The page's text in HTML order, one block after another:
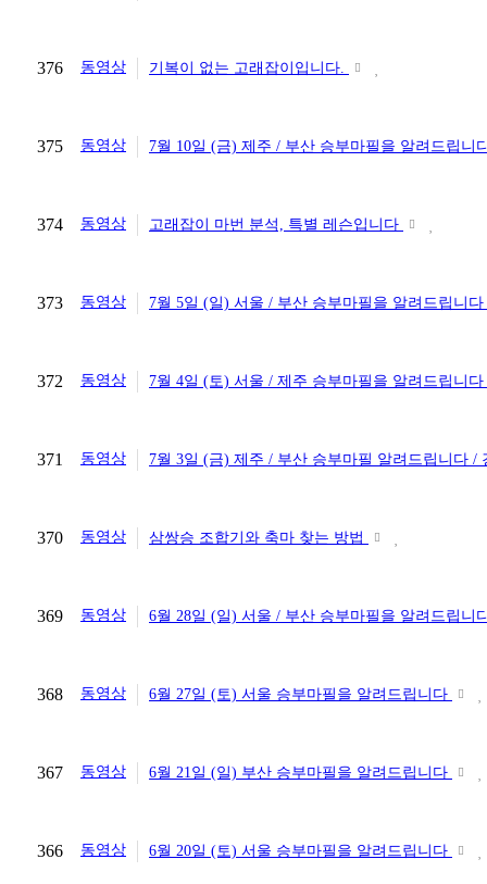
376 동영상 기복이 없는 고래잡이입니다.
375 동영상 7월 10일 (금) 제주 / 부산 승부마필을 알려드립니
374 동영상 고래잡이 마번 분석, 특별 레슨입니다
373 동영상 7월 5일 (일) 서울 / 부산 승부마필을 알려드립니
372 동영상 7월 4일 (토) 서울 / 제주 승부마필을 알려드립니
371 동영상 7월 3일 (금) 제주 / 부산 승부마필 알려드립니다
370 동영상 삼쌍승 조합기와 축마 찾는 방법
369 동영상 6월 28일 (일) 서울 / 부산 승부마필을 알려드립니
368 동영상 6월 27일 (토) 서울 승부마필을 알려드립니다
367 동영상 6월 21일 (일) 부산 승부마필을 알려드립니다
366 동영상 6월 20일 (토) 서울 승부마필을 알려드립니다